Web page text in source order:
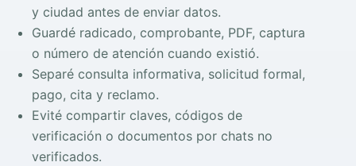
y ciudad antes de enviar datos.
Guardé radicado, comprobante, PDF, captura
o número de atención cuando existió.
Separé consulta informativa, solicitud formal,
pago, cita y reclamo.
Evité compartir claves, códigos de
verificación o documentos por chats no
verificados.